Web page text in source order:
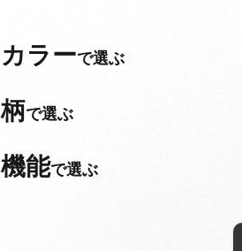
カラーで選ぶ
柄で選ぶ
機能で選ぶ